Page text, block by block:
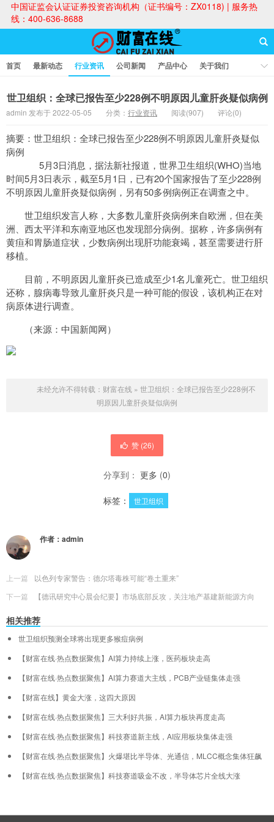
中国证监会认证证券投资咨询机构（证书编号：ZX0118) | 服务热
线：400-636-8688
首页 最新动态 行业资讯 公司新闻 产品中心
关于我们
世卫组织：全球已报告至少228例不明原因儿童肝炎疑似病例
admin 发布于 2022-05-05 分类： 行业资讯 阅读(907) 评论(0)
摘要：世卫组织：全球已报告至少228例不明原因儿童肝炎疑似
病例
5月3日消息，据法新社报道，世界卫生组织(WHO)当地
时间5月3日表示，截至5月1日，已有20个国家报告了至少228例
不明原因儿童肝炎疑似病例，另有50多例病例正在调查之中。
世卫组织发言人称，大多数儿童肝炎病例来自欧洲，但在美
洲、西太平洋和东南亚地区也发现部分病例。据称，许多病例有
黄疸和胃肠道症状，少数病例出现肝功能衰竭，甚至需要进行肝
移植。
目前，不明原因儿童肝炎已造成至少1名儿童死亡。世卫组织
还称，腺病毒导致儿童肝炎只是一种可能的假设，该机构正在对
病原体进行调查。
（来源：中国新闻网）
未经允许不得转载： 财富在线 » 世卫组织：全球已报告至少228例不
明原因儿童肝炎疑似病例
赞 (26)
分享到： 更多 (0)
标签： 世卫组织
作者： admin
上一篇
以色列专家警告：德尔塔毒株可能“卷土重来”
下一篇
【德讯研究中心晨会纪要】市场底部反攻，关注地产基建新能源方向
相关推荐
世卫组织预测全球将出现更多猴痘病例
【财富在线·热点数据聚焦】AI算力持续上涨，医药板块走高
【财富在线·热点数据聚焦】AI算力赛道大主线，PCB产业链集体走强
【财富在线】黄金大涨，这四大原因
【财富在线·热点数据聚焦】三大利好共振，AI算力板块再度走高
【财富在线·热点数据聚焦】科技赛道新主线，AI应用板块集体走强
【财富在线·热点数据聚焦】火爆堪比半导体、光通信，MLCC概念集体狂飙
【财富在线·热点数据聚焦】科技赛道吸金不改，半导体芯片全线大涨